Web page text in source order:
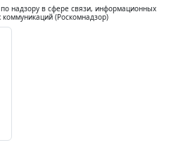
надзору в сфере связи, информационных
(Роскомнадзор)